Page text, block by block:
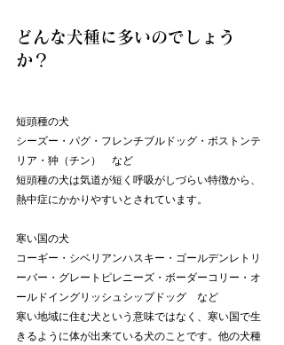
どんな犬種に多いのでしょう
か？
短頭種の犬
シーズー・パグ・フレンチブルドッグ・ボストンテ
リア・狆（チン）　など
短頭種の犬は気道が短く呼吸がしづらい特徴から、
熱中症にかかりやすいとされています。
寒い国の犬
コーギー・シベリアンハスキー・ゴールデンレトリ
ーバー・グレートピレニーズ・ボーダーコリー・オ
ールドイングリッシュシップドッグ　など
寒い地域に住む犬という意味ではなく、寒い国で生
きるように体が出来ている犬のことです。他の犬種